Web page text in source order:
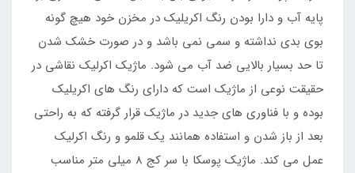
پایه آب و دارا بودن رنگ اکریلیک در مخزن خود هیچ گونه
بوی بدی نداشته و سمی نمی باشد و در صورت خشک شدن
تا حد بسیار بالایی ضد آب می شود. ماژیک اکرلیک نقاشی در
حقیقت نوعی از ماژیک است که دارای رنگ های اکریلیک
بوده و با فناوری های جدید در ماژیک قرار گرفته که به راحتی
بعد از باز شدن و استفاده همانند یک قلمو و رنگ اکرلیک
عمل می کند. ماژیک پوسکا با سر کج 8 میلی متر مناسب